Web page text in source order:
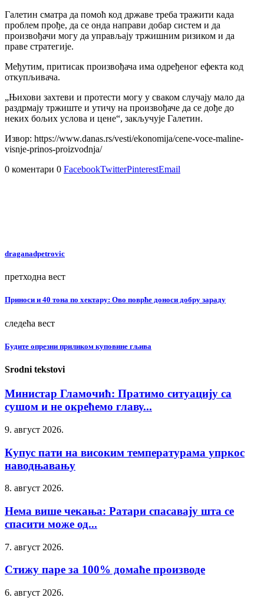
Галетин сматра да помоћ код државе треба тражити када
проблем прође, да се онда направи добар систем и да
произвођачи могу да управљају тржишним ризиком и да
праве стратегије.
Међутим, притисак произвођача има одређеног ефекта код
откупљивача.
„Њихови захтеви и протести могу у сваком случају мало да
раздрмају тржиште и утичу на произвођаче да се дође до
неких бољих услова и цене“, закључује Галетин.
Извор: https://www.danas.rs/vesti/ekonomija/cene-voce-maline-
visnje-prinos-proizvodnja/
0 коментари 0 FacebookTwitterPinterestEmail
draganadpetrovic
претходна вест
Приноси и 40 тона по хектару: Ово поврће доноси добру зараду
следећа вест
Будите опрезни приликом куповине гљива
Srodni tekstovi
Министар Гламочић: Пратимо ситуацију са
сушом и не окрећемо главу...
9. август 2026.
Купус пати на високим температурама упркос
наводњавању
8. август 2026.
Нема више чекања: Ратари спасавају шта се
спасити може од...
7. август 2026.
Стижу паре за 100% домаће производе
6. август 2026.